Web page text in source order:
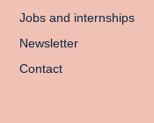
Jobs and internships
Newsletter
Contact